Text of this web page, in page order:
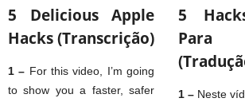
5 Delicious Apple
Hacks (Transcrição)
1 – For this video, I’m going
to show you a faster, safer
5
1 – Neste